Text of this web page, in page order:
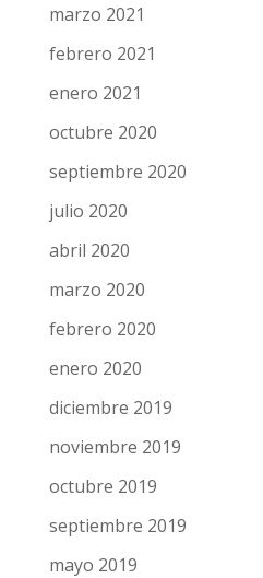
marzo 2021
febrero 2021
enero 2021
octubre 2020
septiembre 2020
julio 2020
abril 2020
marzo 2020
febrero 2020
enero 2020
diciembre 2019
noviembre 2019
octubre 2019
septiembre 2019
mayo 2019